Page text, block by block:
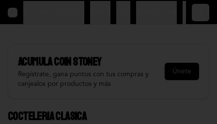
AcumulaCOIN STONEY
Regístrate, gana puntos con tus compras y
canjealos por productos y más
Únete
Cocteleria Clasica